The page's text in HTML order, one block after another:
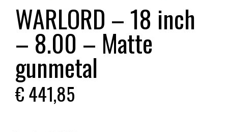
WARLORD – 18 inch
– 8.00 – Matte
gunmetal
€441,85